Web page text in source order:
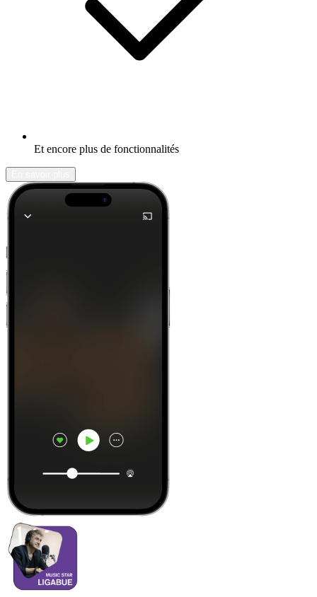
Et encore plus de fonctionnalités